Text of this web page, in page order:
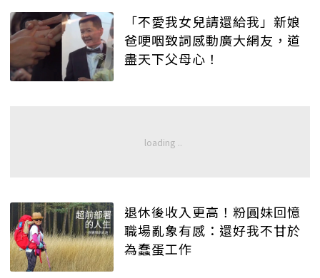
「不愛我女兒請還給我」新娘
爸哽咽致詞感動廣大網友，道
盡天下父母心！
退休後收入更高！粉圓妹回憶
職場亂象有感：還好我不甘於
為蠢蛋工作